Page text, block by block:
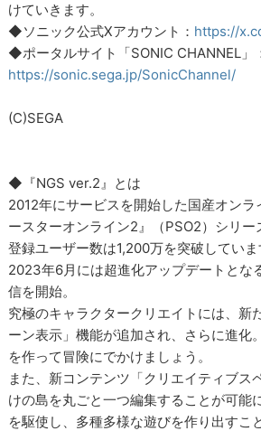
けていきます。
◆ソニック公式Xアカウント： https://
◆ポータルサイト「SONIC CHANNEL」
https://sonic.sega.jp/SonicChannel/
(C)SEGA
◆『NGS ver.2』とは
2012年にサービスを開始した国産オンラ
ースターオンライン2』（PSO2）シリ
登録ユーザー数は1,200万を突破していま
2023年6月には超進化アップデートとな
信を開始。
究極のキャラクタークリエイトには、新
ーン表示」機能が追加され、さらに進化
を作って冒険にでかけましょう。
また、新コンテンツ「クリエイティブス
けの島を丸ごと一つ編集することが可能
を駆使し、多種多様な遊びを作り出すこ